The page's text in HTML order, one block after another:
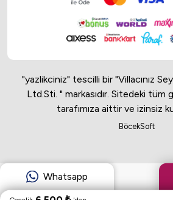
"yazlikciniz" tescilli bir "Villacınız
Ltd.Sti. " markasıdır. Sitedeki tüm
tarafımıza aittir ve izinsiz
BöcekSoft
Whatsapp